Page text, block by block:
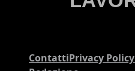
ContattiPrivacy Policy